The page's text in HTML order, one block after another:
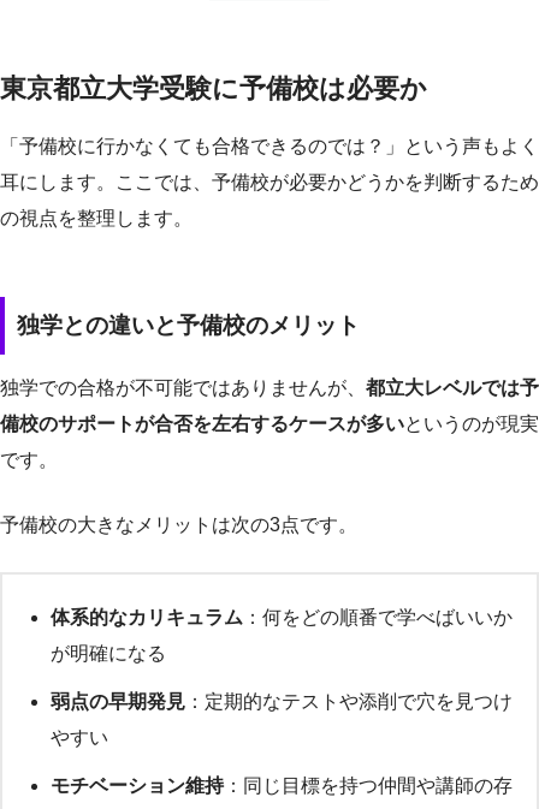
東京都立大学受験に予備校は必要か
「予備校に行かなくても合格できるのでは？」という声もよく
耳にします。ここでは、予備校が必要かどうかを判断するため
の視点を整理します。
独学との違いと予備校のメリット
独学での合格が不可能ではありませんが、 都立大レベルでは予
備校のサポートが合否を左右するケースが多いというのが現実
です。
予備校の大きなメリットは次の3点です。
体系的なカリキュラム ：何をどの順番で学べばいいか
が明確になる
弱点の早期発見 ：定期的なテストや添削で穴を見つけ
やすい
モチベーション維持：同じ目標を持つ仲間や講師の存